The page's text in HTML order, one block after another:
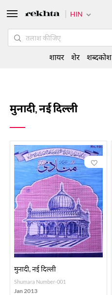
मुनादी, नई दिल्ली
मुनादी, नई दिल्ली
Shumara Number-001
Jan 2013
HIN
शायर शेर शब्दकोश